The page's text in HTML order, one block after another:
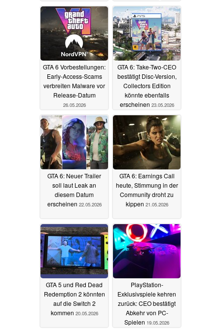
20.06.2026
GTA 6 Vorbestellungen:
Early-Access-Scams
verbreiten Malware vor
Release-Datum
26.05.2026
GTA 6: Take-Two-CEO
bestätigt Disc-Version,
Collectors Edition
könnte ebenfalls
erscheinen 23.05.2026
GTA 6: Neuer Trailer
soll laut Leak an
diesem Datum
erscheinen 22.05.2026
GTA 6: Earnings Call
heute, Stimmung in der
Community droht zu
kippen 21.05.2026
GTA 5 und Red Dead
Redemption 2 könnten
auf die Switch 2
kommen 20.05.2026
PlayStation-
Exklusivspiele kehren
zurück: CEO bestätigt
Abkehr von PC-
Spielen 19.05.2026